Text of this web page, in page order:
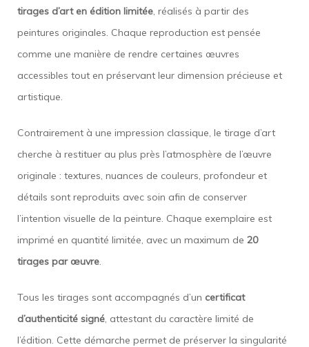
tirages d’art en édition limitée, réalisés à partir des
peintures originales. Chaque reproduction est pensée
comme une manière de rendre certaines œuvres
accessibles tout en préservant leur dimension précieuse et
artistique.
Contrairement à une impression classique, le tirage d’art
cherche à restituer au plus près l’atmosphère de l’œuvre
originale : textures, nuances de couleurs, profondeur et
détails sont reproduits avec soin afin de conserver
l’intention visuelle de la peinture. Chaque exemplaire est
imprimé en quantité limitée, avec un maximum de 20
tirages par œuvre.
Tous les tirages sont accompagnés d’un certificat
d’authenticité signé, attestant du caractère limité de
l’édition. Cette démarche permet de préserver la singularité